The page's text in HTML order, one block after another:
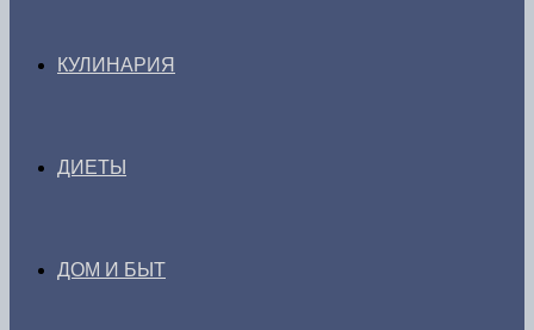
КУЛИНАРИЯ
ДИЕТЫ
ДОМ И БЫТ